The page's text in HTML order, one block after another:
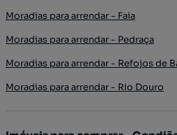
Moradias para arrendar - Faia
Moradias para arrendar - Pedraça
Moradias para arrendar - Refojos de
Moradias para arrendar - Rio Douro